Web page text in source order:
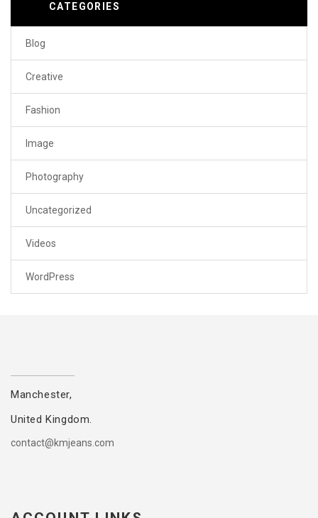
CATEGORIES
Blog
Creative
Fashion
Image
Photography
Uncategorized
Videos
WordPress
Manchester,
United Kingdom.
contact@kmjeans.com